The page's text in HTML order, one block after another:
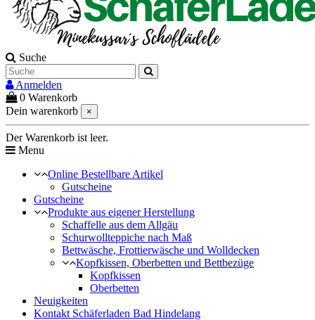
Suche
Anmelden
0 Warenkorb
Dein warenkorb
×
Der Warenkorb ist leer.
Menu
Online Bestellbare Artikel
Gutscheine
Gutscheine
Produkte aus eigener Herstellung
Schaffelle aus dem Allgäu
Schurwollteppiche nach Maß
Bettwäsche, Frottierwäsche und Wolldecken
Kopfkissen, Oberbetten und Bettbezüge
Kopfkissen
Oberbetten
Neuigkeiten
Kontakt Schäferladen Bad Hindelang